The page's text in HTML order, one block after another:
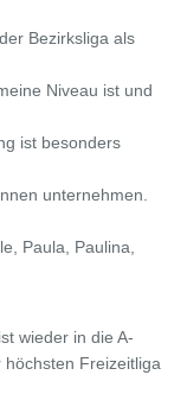
Bezirksliga als
Niveau ist und
ist besonders
unternehmen.
Paula, Paulina,
wieder in die A-
Freizeitliga